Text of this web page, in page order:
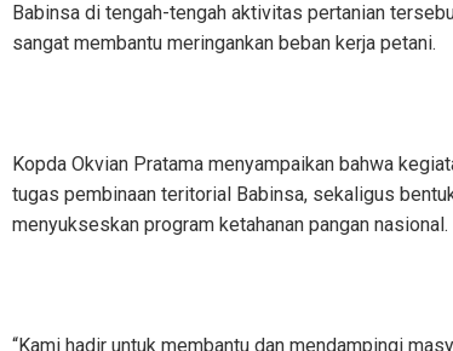
Babinsa di tengah-tengah aktivitas pertanian
sangat membantu meringankan beban kerja petani.
Kopda Okvian Pratama menyampaikan bahwa
tugas pembinaan teritorial Babinsa, sekaligus
menyukseskan program ketahanan pangan nasional.
“Kami hadir untuk membantu dan mendampingi